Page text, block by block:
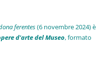
ferentes(6 novembre 2024) è
d'arte del Museo, formato